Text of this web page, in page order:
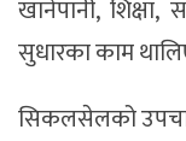
खानेपानी, शिक्षा,
सुधारका काम
सिकलसेलको